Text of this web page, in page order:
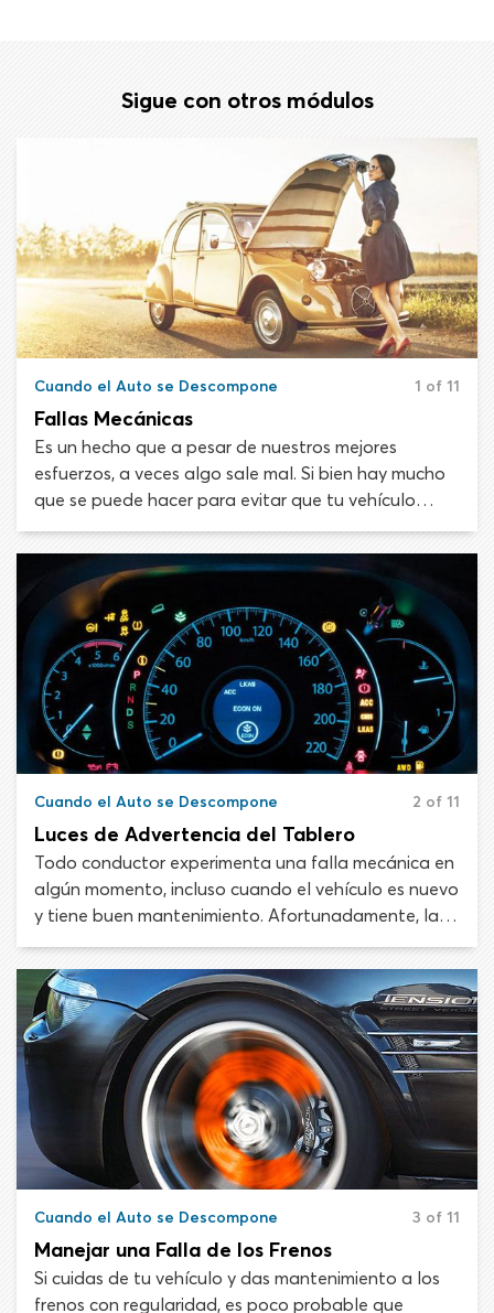
Sigue con otros módulos
Cuando el Auto se Descompone 1 of 11
Fallas Mecánicas
Es un hecho que a pesar de nuestros mejores
esfuerzos, a veces algo sale mal. Si bien hay mucho
que se puede hacer para evitar que tu vehículo
sufra fallas mecánicas y eléctricas, el riesgo no se
puede erradicar por completo. Los automóviles son
maquinarias complejas. Una falla en los
componentes más pequeños puede llevar a pérdida
de dirección, fallas en los frenos o una aceleración
fuera de control.
Cuando el Auto se Descompone 2 of 11
Luces de Advertencia del Tablero
Todo conductor experimenta una falla mecánica en
algún momento, incluso cuando el vehículo es nuevo
y tiene buen mantenimiento. Afortunadamente, la
mayoría de los vehículos modernos están
construidos con un sistema de advertencia que
indica cuándo un componente importante ha
fallado o está en riesgo de avería. Si eso ocurre, una
luz de advertencia se activa en el tablero para
avisar que se requiere una acción.
Cuando el Auto se Descompone 3 of 11
Manejar una Falla de los Frenos
Si cuidas de tu vehículo y das mantenimiento a los
frenos con regularidad, es poco probable que